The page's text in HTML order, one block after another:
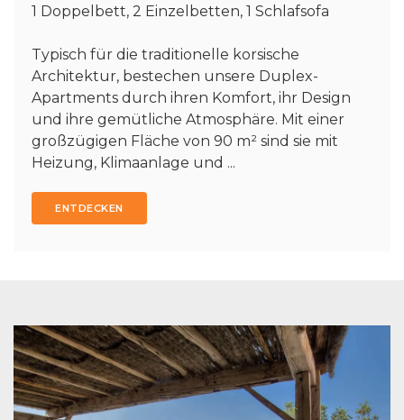
1 Doppelbett, 2 Einzelbetten, 1 Schlafsofa
Typisch für die traditionelle korsische
Architektur, bestechen unsere Duplex-
Apartments durch ihren Komfort, ihr Design
und ihre gemütliche Atmosphäre. Mit einer
großzügigen Fläche von 90 m² sind sie mit
Heizung, Klimaanlage und ...
ENTDECKEN